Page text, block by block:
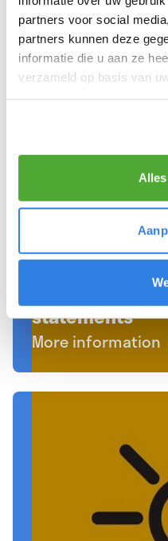
partners voor social
partners kunnen deze
informatie die u aan ze
verzameld op basis van
More information
Payments &
statements
More information